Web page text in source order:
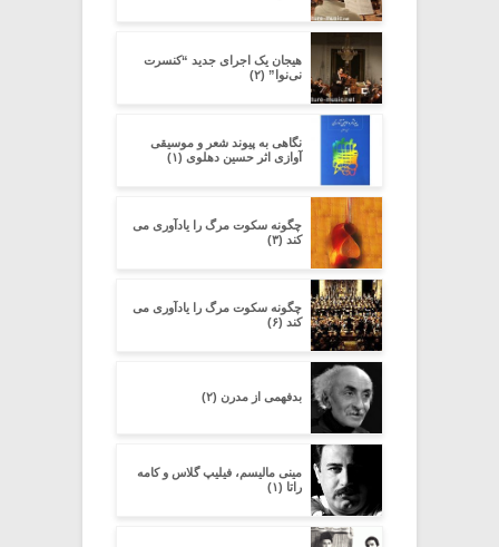
هیجان یک اجرای جدید “کنسرت
نی‌نوا” (۲)
نگاهی به پیوند شعر و موسیقی
آوازی اثر حسین دهلوی (۱)
چگونه سکوت مرگ را یادآوری می
کند (۳)
چگونه سکوت مرگ را یادآوری می
کند (۶)
بدفهمى از مدرن (۲)
مینی مالیسم، فیلیپ گلاس و کامه
راتا (۱)